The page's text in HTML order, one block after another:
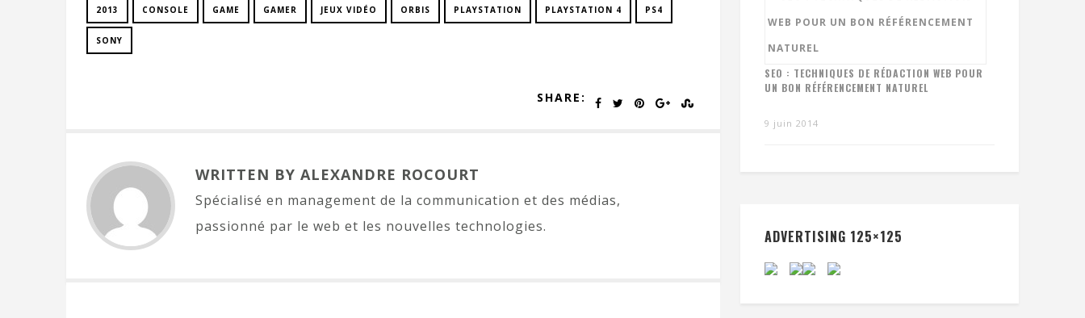
2013 CONSOLE GAME GAMER JEUX VIDÉO ORBIS PLAYSTATION PLAYSTATION 4 PS4
SONY
SHARE:
WRITTEN BY ALEXANDRE ROCOURT
Spécialisé en management de la communication et des médias,
passionné par le web et les nouvelles technologies.
SEO : TECHNIQUES DE RÉDACTION WEB POUR
UN BON RÉFÉRENCEMENT NATUREL
9 juin 2014
ADVERTISING 125×125